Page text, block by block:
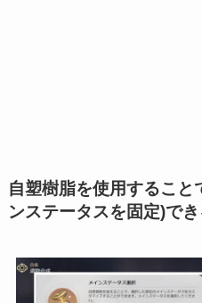
自塑樹脂を使用すること
ンステータスを固定)でき